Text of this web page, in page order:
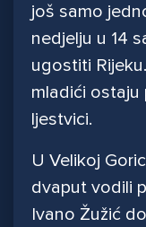
još samo
nedjelju u 14
ugostiti
mladići ostaju
ljestvici.
U Velikoj
dvaput vodili
Ivano Žužić